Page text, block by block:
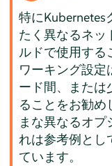
特にKubernetes
たく異なるネッ
ルドで使用する
ワーキング設定
ード間、または
ることをお勧
まな異なるオプ
れは参考例とし
ています。